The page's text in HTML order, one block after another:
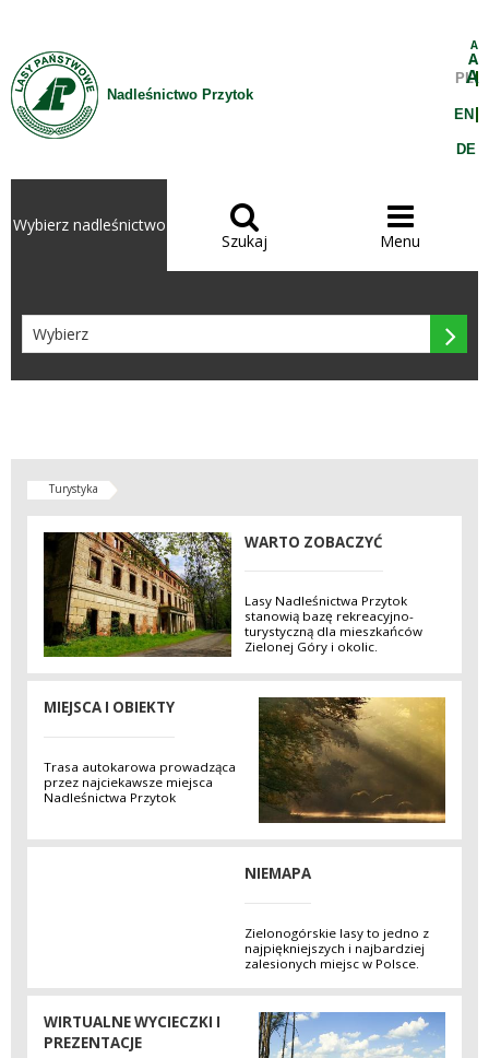
Nadleśnictwo Przytok
A
A
A
PL
EN
DE
Wybierz nadleśnictwo 
Szukaj

Menu

Turystyka
WARTO ZOBACZYĆ
Lasy Nadleśnictwa Przytok
stanowią bazę rekreacyjno-
turystyczną dla mieszkańców
Zielonej Góry i okolic.
MIEJSCA I OBIEKTY
Trasa autokarowa prowadząca
przez najciekawsze miejsca
Nadleśnictwa Przytok
NIEMAPA
Zielonogórskie lasy to jedno z
najpiękniejszych i najbardziej
zalesionych miejsc w Polsce.
WIRTUALNE WYCIECZKI I
PREZENTACJE